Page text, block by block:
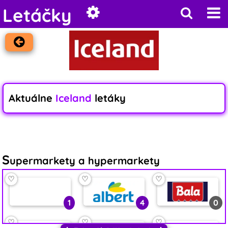
Letáčky
Aktuálne Iceland letáky
Supermarkety a hypermarkety
1
♡
4
♡
0
♡
♡ ♡ ♡